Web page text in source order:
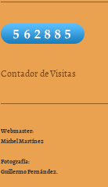
Contador de Visitas
Webmaster:
Michel Martínez
Fotografía:
Guillermo Fernández.